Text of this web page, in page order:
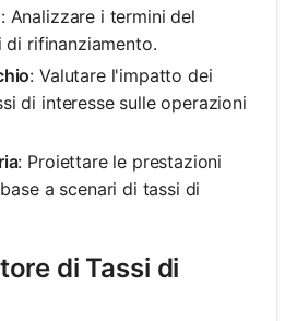
: Analizzare i termini del
rifinanziamento.
: Valutare l'impatto dei
di interesse sulle operazioni
: Proiettare le prestazioni
a scenari di tassi di
di Tassi di